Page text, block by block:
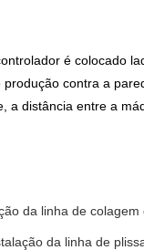
é colocado
contra a
a distância entre a
da linha de
da linha de